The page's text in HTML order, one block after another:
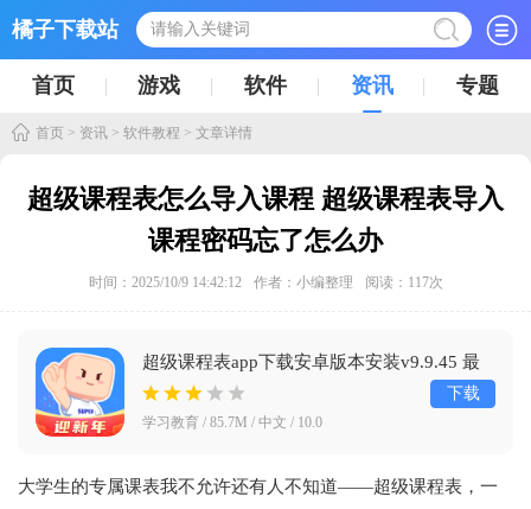
橘子下载站
首页 游戏 软件 资讯 专题
首页 > 资讯 > 软件教程 > 文章详情
超级课程表怎么导入课程 超级课程表导入
课程密码忘了怎么办
时间：2025/10/9 14:42:12 作者：小编整理 阅读： 117次
超级课程表app下载安卓版本安装v9.9.45 最
新版
学习教育 / 85.7M / 中文 / 10.0
下载
大学生的专属课表我不允许还有人不知道——超级课程表，一